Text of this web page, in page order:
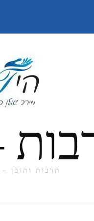
תרבות ותוכן